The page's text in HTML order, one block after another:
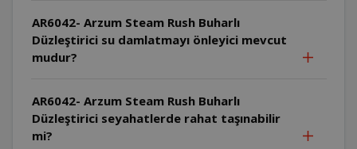
AR6042- Arzum Steam Rush Buharlı
Düzleştirici su damlatmayı önleyici mevcut
mudur?
AR6042- Arzum Steam Rush Buharlı
Düzleştirici seyahatlerde rahat taşınabilir
mi?